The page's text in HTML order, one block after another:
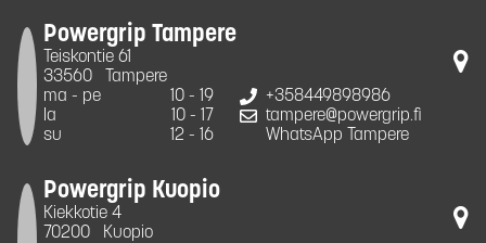
Powergrip Tampere
Teiskontie 61
33560
Tampere
ma - pe
10 - 19
la
10 - 17
su
12 - 16
+358449898986
tampere@powergrip.fi
WhatsApp Tampere
Powergrip Kuopio
Kiekkotie 4
70200
Kuopio